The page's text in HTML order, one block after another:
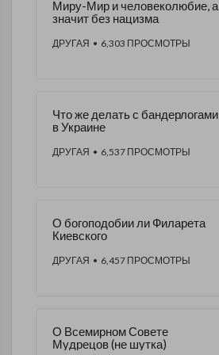
Миру-Мир и человеколюбие, а
значит без нацизма
ДРУГАЯ • 6,303 ПРОСМОТРЫ
Что же делать с бандерлогами
в Украине
ДРУГАЯ • 6,537 ПРОСМОТРЫ
О богоподобии ли Филарета
Киевского
ДРУГАЯ • 6,457 ПРОСМОТРЫ
О Всемирном Совете
Мудрецов (не шутка)